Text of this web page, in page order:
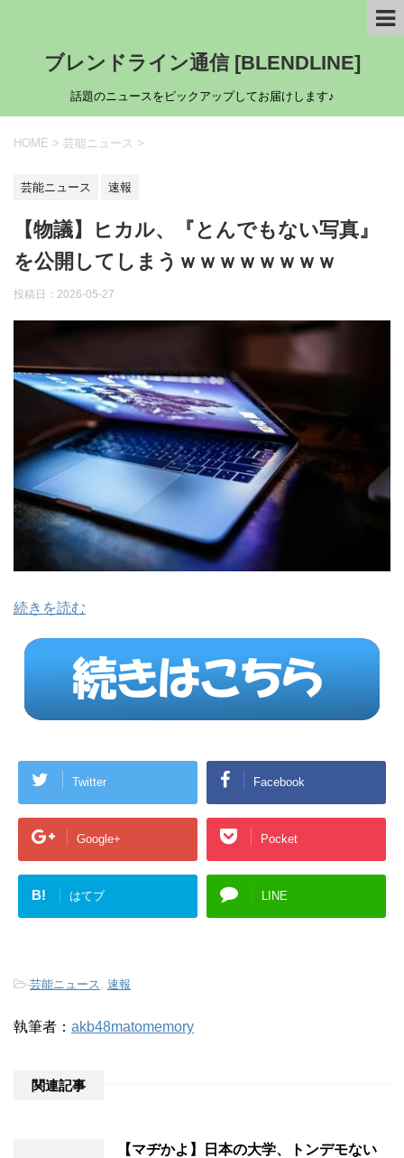
ブレンドライン通信 [BLENDLINE]
話題のニュースをピックアップしてお届けします♪
HOME > 芸能ニュース >
芸能ニュース 速報
【物議】ヒカル、『とんでもない写真』
を公開してしまうｗｗｗｗｗｗｗｗ
投稿日： 2026-05-27
続きを読む
Twitter Facebook
Google+ Pocket
B! はてブ LINE
-芸能ニュース 速報
執筆者： akb48matomemory
関連記事
【マヂかよ】日本の大学、トンデモない